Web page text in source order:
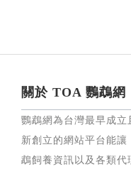
關於 TOA 鸚鵡網
鸚鵡網為台灣最早成
新創立的網站平台能
鵡飼養資訊以及各類代